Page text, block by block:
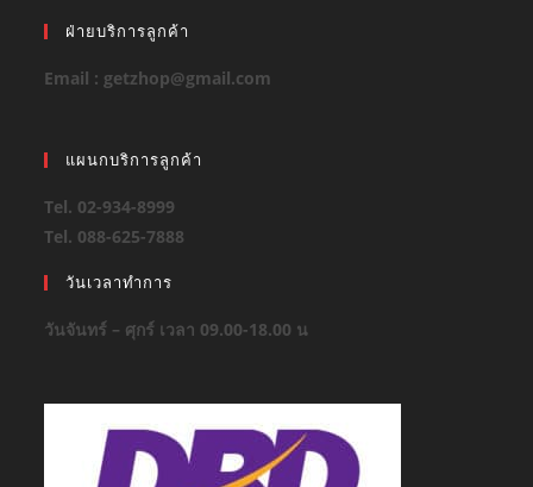
ฝ่ายบริการลูกค้า
Email : getzhop@gmail.com
แผนกบริการลูกค้า
Tel. 02-934-8999
Tel. 088-625-7888
วันเวลาทำการ
วันจันทร์ – ศุกร์ เวลา 09.00-18.00 น